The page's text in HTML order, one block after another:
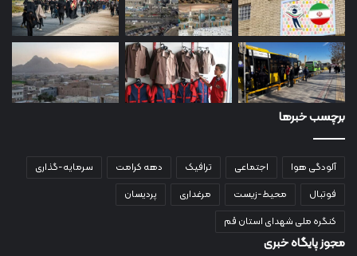
برچسب خبرها
آلودگی هوا اجتماعی ترافیک دهه کرامت
سرمایه-گذاری
فوتبال
محیط-زیست مرغداری
پردیسان
کنگره ملی شهدای استان قم
مجوز پایگاه خبری